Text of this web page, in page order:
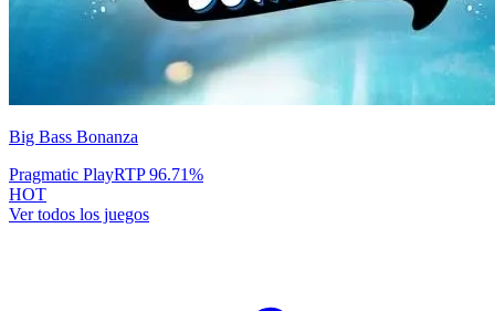
Big Bass Bonanza
Pragmatic PlayRTP96.71%
HOT
Ver todos los juegos